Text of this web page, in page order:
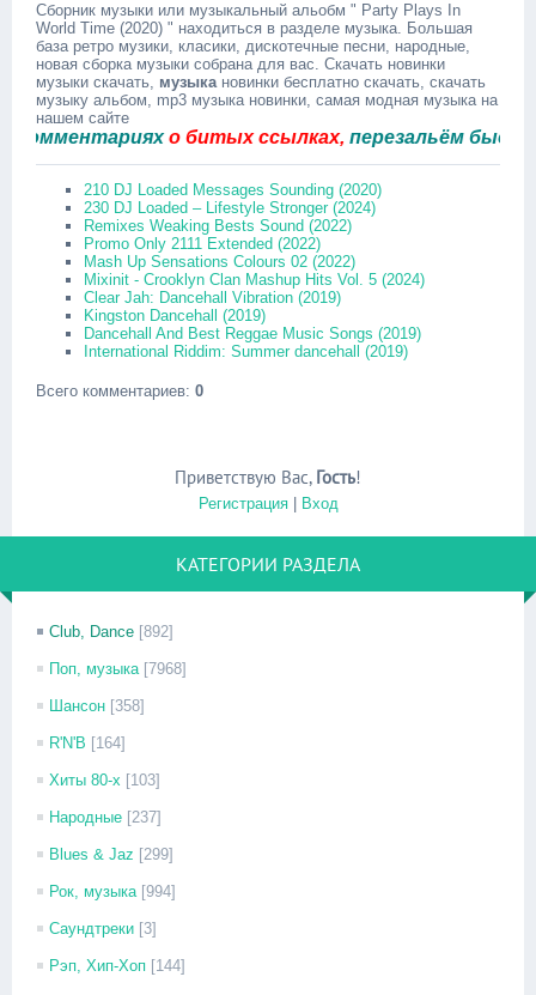
Сборник музыки или музыкальный альобм " Party Plays In
World Time (2020) " находиться в разделе музыка. Большая
база ретро музики, класики, дискотечные песни, народные,
новая сборка музыки собрана для вас. Скачать новинки
музыки скачать, музыкановинки бесплатно скачать, скачать
музыку альбом, mp3 музыка новинки, самая модная музыка на
нашем сайте
о битых ссылках,перезальём быстро.
210 DJ Loaded Messages Sounding (2020)
230 DJ Loaded – Lifestyle Stronger (2024)
Remixes Weaking Bests Sound (2022)
Promo Only 2111 Extended (2022)
Mash Up Sensations Colours 02 (2022)
Mixinit - Crooklyn Clan Mashup Hits Vol. 5 (2024)
Clear Jah: Dancehall Vibration (2019)
Kingston Dancehall (2019)
Dancehall And Best Reggae Music Songs (2019)
International Riddim: Summer dancehall (2019)
Всего комментариев: 0
Приветствую Вас, Гость!
Регистрация| Вход
КАТЕГОРИИ РАЗДЕЛА
Club, Dance [892]
Поп, музыка [7968]
Шансон [358]
R'N'B [164]
Хиты 80-х [103]
Народные [237]
Blues & Jaz [299]
Рок, музыка [994]
Саундтреки [3]
Рэп, Хип-Хоп [144]